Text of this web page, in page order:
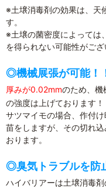
※土壌消毒剤の効果は、天
す。
※土壌の菌密度によっては
を得られない可能性がござ
◎機械展張が可能！
厚みが0.02mmのため、機
の強度は上げております！
サツマイモの場合、作付
苗をしますが、その切れ
おります。
◎臭気トラブルを防
ハイバリアーは土壌消毒